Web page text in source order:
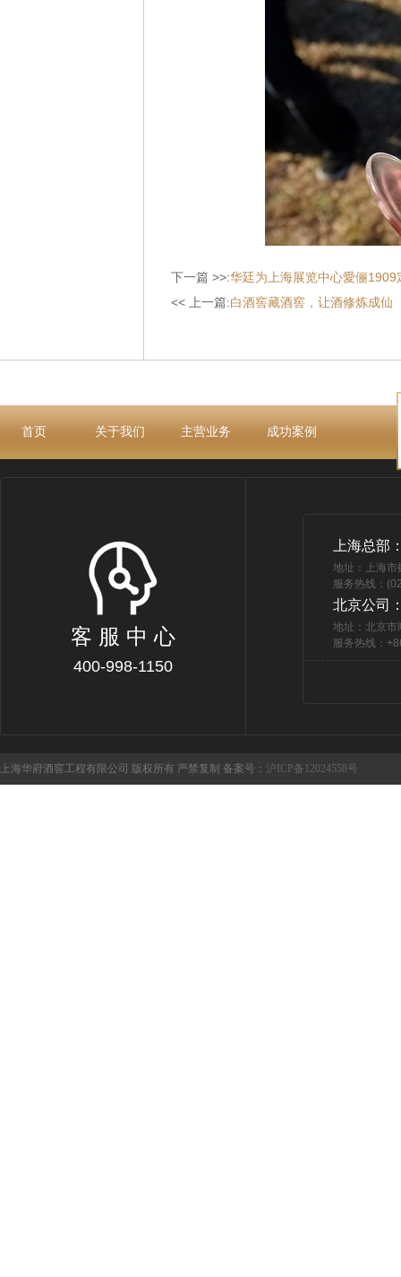
下一篇 >>:华廷为上海展览中心愛俪1909
<< 上一篇:白酒窖藏酒窖，让酒修炼成仙
首页 关于我们 主营业务 成功案例
客 服 中 心
400-998-1150
上海总部
地址：上海
服务热线：
北京公司
地址：北京市
服务热线：
上海华府酒窖工程有限公司 版权所有 严禁复制 备案号： 沪ICP备12024558号